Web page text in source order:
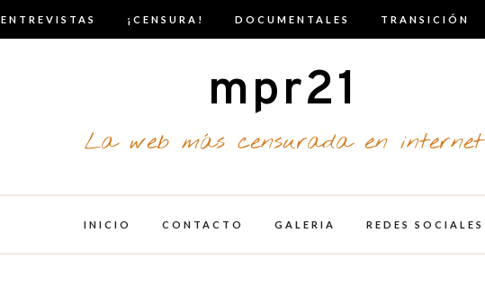
ENTREVISTAS ¡CENSURA! DOCUMENTALES TRANSICIÓN
mpr21
La web más censurada en internet
INICIO CONTACTO GALERIA REDES SOCIALES